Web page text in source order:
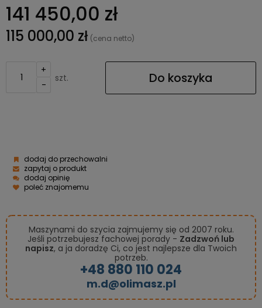
141 450,00 zł
115 000,00 zł (cena netto)
+
-
szt. Do koszyka
dodaj do przechowalni
zapytaj o produkt
dodaj opinię
poleć znajomemu
Maszynami do szycia zajmujemy się od 2007 roku.
Jeśli potrzebujesz fachowej porady - Zadzwoń lub
napisz, a ja doradzę Ci, co jest najlepsze dla Twoich
potrzeb.
+48 880 110 024
m.d@olimasz.pl